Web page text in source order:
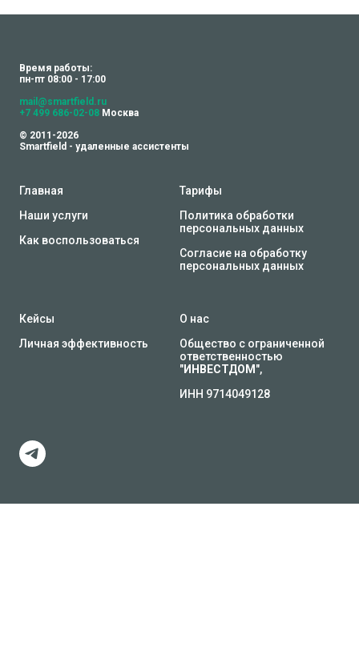
Время работы:
пн-пт 08:00 - 17:00
mail@smartfield.ru
+7 499 686-02-08 Москва
© 2011-2026
Smartfield - удаленные ассистенты
Главная
Наши услуги
Как воспользоваться
Тарифы
Политика обработки
персональных данных
Согласие на обработку
персональных данных
Кейсы
Личная эффективность
О нас
Общество с ограниченной
ответственностью
"ИНВЕСТДОМ ",
ИНН 9714049128